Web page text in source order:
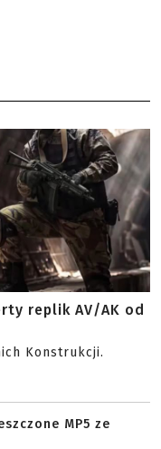
replik AV/AK od
Konstrukcji.
MP5 ze